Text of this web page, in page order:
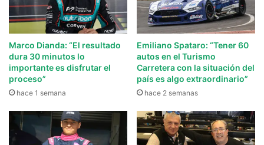
Marco Dianda: “El resultado
dura 30 minutos lo
importante es disfrutar el
proceso”
hace 1 semana
Emiliano Spataro: “Tener 60
autos en el Turismo
Carretera con la situación del
país es algo extraordinario”
hace 2 semanas